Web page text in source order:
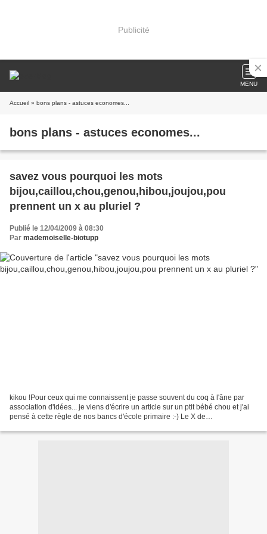
Publicité
MENU
Accueil » bons plans - astuces economes...
bons plans - astuces economes...
savez vous pourquoi les mots
bijou,caillou,chou,genou,hibou,joujou,pou
prennent un x au pluriel ?
Publié le 12/04/2009 à 08:30
Par mademoiselle-biotupp
kikou !Pour ceux qui me connaissent je passe souvent du coq à l'âne par
association d'idées... je viens d'écrire un article sur un ptit bébé chou et j'ai
pensé à cette règle de nos bancs d'école primaire :-) Le X de